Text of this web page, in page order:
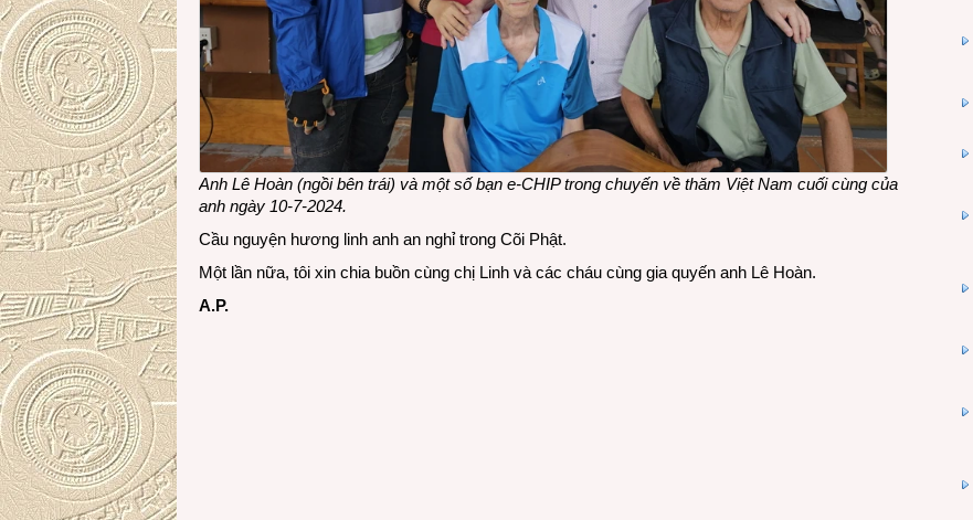
Anh Lê Hoàn (ngồi bên trái) và một số bạn e-CHIP trong chuyến về thăm Việt Nam cuối cùng của
anh ngày 10-7-2024.
Cầu nguyện hương linh anh an nghỉ trong Cõi Phật.
Một lần nữa, tôi xin chia buồn cùng chị Linh và các cháu cùng gia quyến anh Lê Hoàn.
A.P.